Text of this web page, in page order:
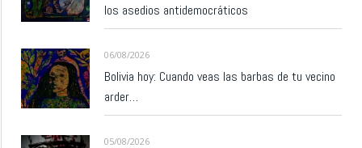
los asedios antidemocráticos
06/08/2026
Bolivia hoy: Cuando veas las barbas de tu vecino
arder…
05/08/2026